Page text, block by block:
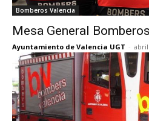
Bomberos Valencia
Mesa General
Ayuntamiento de Valencia UGT - abril